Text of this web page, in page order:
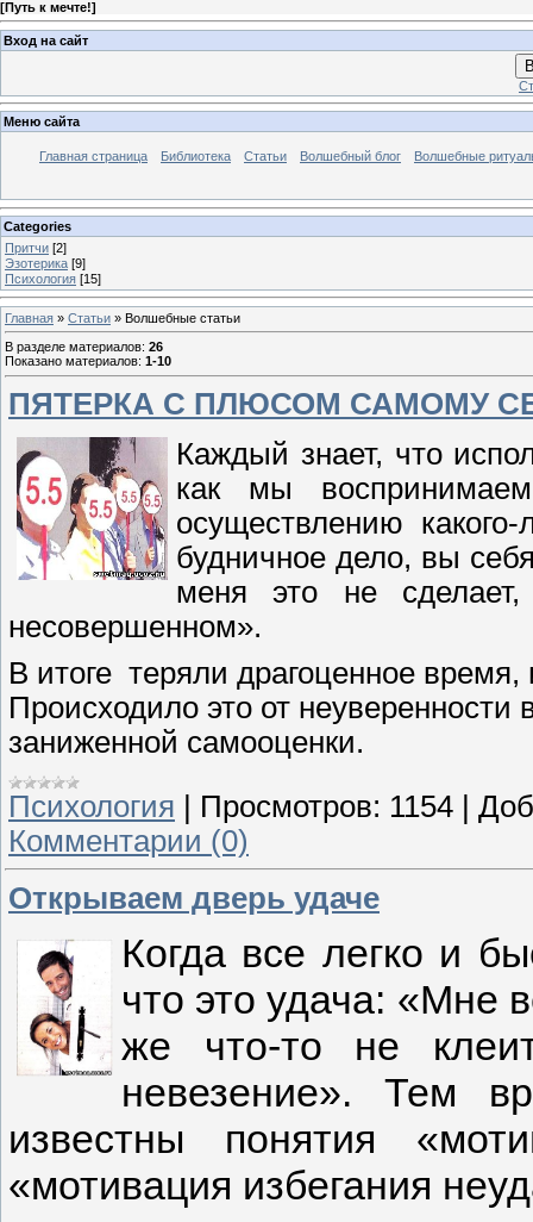
[Путь к мечте!]
Вход на сайт
Меню сайта
Главная страница Библиотека Статьи Волшебный блог Волшебные
Categories
Притчи [2]
Эзотерика [9]
Психология [15]
Главная » Статьи » Волшебные статьи
В разделе материалов: 26
Показано материалов: 1-10
ПЯТЕРКА С ПЛЮСОМ САМОМУ
Каждый знает, что
как мы
осуществлению
будничное дело, вы
меня это не
несовершенном».
В итоге теряли драгоценное
Происходило это от неуверенности
заниженной самооценки.
Психология
Просмотров: 1154
Комментарии (0)
Открываем дверь удаче
Когда все легко и
что это удача: «Мне
же что-то не
невезение». Тем
известны понятия
«мотивация избегания